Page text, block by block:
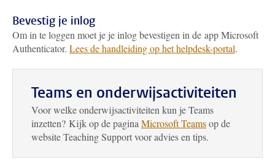
Bevestig je inlog
Om in te loggen moet je je inlog bevestigen in de app Microsoft
Authenticator. Lees de handleiding op het helpdesk-portal.
Teams en onderwijsactiviteiten
Voor welke onderwijsactiviteiten kun je Teams
inzetten? Kijk op de pagina Microsoft Teamsop de
website Teaching Support voor advies en tips.